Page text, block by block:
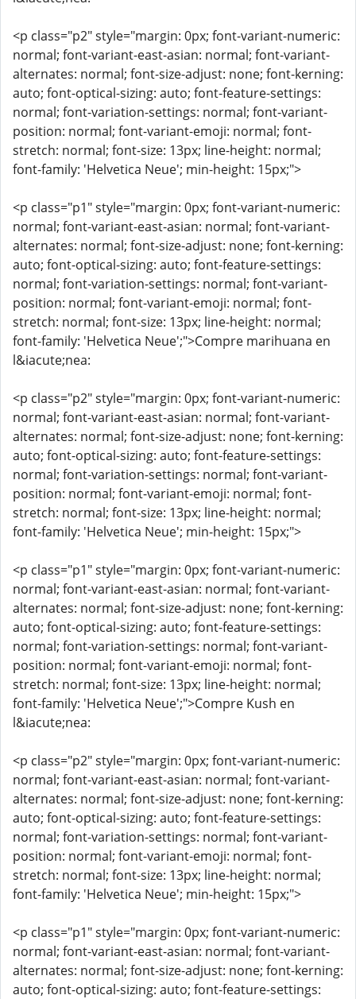
<p class="p2" style="margin: 0px; font-variant-numeric:
normal; font-variant-east-asian: normal; font-variant-
alternates: normal; font-size-adjust: none; font-kerning:
auto; font-optical-sizing: auto; font-feature-settings:
normal; font-variation-settings: normal; font-variant-
position: normal; font-variant-emoji: normal; font-
stretch: normal; font-size: 13px; line-height: normal;
font-family: 'Helvetica Neue'; min-height: 15px;">
<p class="p1" style="margin: 0px; font-variant-numeric:
normal; font-variant-east-asian: normal; font-variant-
alternates: normal; font-size-adjust: none; font-kerning:
auto; font-optical-sizing: auto; font-feature-settings:
normal; font-variation-settings: normal; font-variant-
position: normal; font-variant-emoji: normal; font-
stretch: normal; font-size: 13px; line-height: normal;
font-family: 'Helvetica Neue';">Compre marihuana en
l&iacute;nea:
<p class="p2" style="margin: 0px; font-variant-numeric:
normal; font-variant-east-asian: normal; font-variant-
alternates: normal; font-size-adjust: none; font-kerning:
auto; font-optical-sizing: auto; font-feature-settings:
normal; font-variation-settings: normal; font-variant-
position: normal; font-variant-emoji: normal; font-
stretch: normal; font-size: 13px; line-height: normal;
font-family: 'Helvetica Neue'; min-height: 15px;">
<p class="p1" style="margin: 0px; font-variant-numeric:
normal; font-variant-east-asian: normal; font-variant-
alternates: normal; font-size-adjust: none; font-kerning:
auto; font-optical-sizing: auto; font-feature-settings:
normal; font-variation-settings: normal; font-variant-
position: normal; font-variant-emoji: normal; font-
stretch: normal; font-size: 13px; line-height: normal;
font-family: 'Helvetica Neue';">Compre Kush en
l&iacute;nea:
<p class="p2" style="margin: 0px; font-variant-numeric:
normal; font-variant-east-asian: normal; font-variant-
alternates: normal; font-size-adjust: none; font-kerning:
auto; font-optical-sizing: auto; font-feature-settings:
normal; font-variation-settings: normal; font-variant-
position: normal; font-variant-emoji: normal; font-
stretch: normal; font-size: 13px; line-height: normal;
font-family: 'Helvetica Neue'; min-height: 15px;">
<p class="p1" style="margin: 0px; font-variant-numeric:
normal; font-variant-east-asian: normal; font-variant-
alternates: normal; font-size-adjust: none; font-kerning:
auto; font-optical-sizing: auto; font-feature-settings: